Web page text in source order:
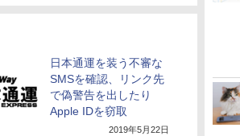
日本通運を装う不審な
SMSを確認、リンク先
で偽警告を出したり
Apple IDを窃取
2019年5月22日